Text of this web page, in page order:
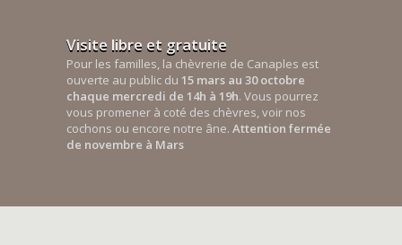
Visite libre et gratuite
Pour les familles, la chèvrerie de Canaples est
ouverte au public du 15 mars au 30 octobre
chaque mercredi de 14h à 19h. Vous pourrez
vous promener à coté des chèvres, voir nos
cochons ou encore notre âne. Attention fermée
de novembre à Mars